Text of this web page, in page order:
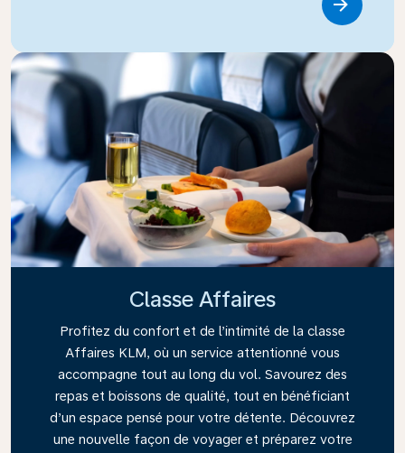
Classe Affaires
Profitez du confort et de l’intimité de la classe
Affaires KLM, où un service attentionné vous
accompagne tout au long du vol. Savourez des
repas et boissons de qualité, tout en bénéficiant
d’un espace pensé pour votre détente. Découvrez
une nouvelle façon de voyager et préparez votre